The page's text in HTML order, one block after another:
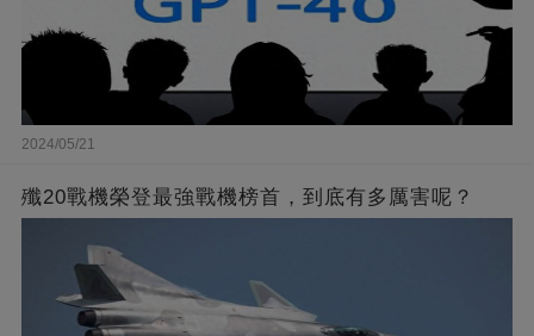
2024/05/21
殲20戰機榮登最強戰機榜首，到底有多厲害呢？